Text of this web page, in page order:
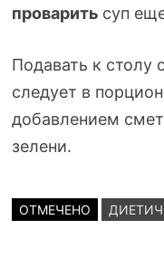
проварить суп
Подавать к столу
следует в
добавлением
зелени.
ОТМЕЧЕНО